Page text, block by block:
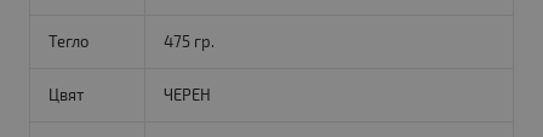
Тегло 475 гр.
Цвят ЧЕРЕН